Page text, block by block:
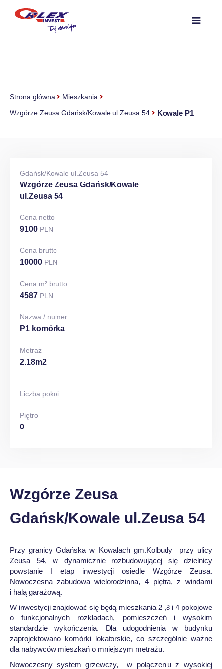
Strona główna
Mieszkania
Wzgórze Zeusa Gdańsk/Kowale ul.Zeusa 54
Kowale P1
Gdańsk/Kowale ul.Zeusa 54
Wzgórze Zeusa Gdańsk/Kowale
ul.Zeusa 54
Cena netto
9100 PLN
Cena brutto
10000 PLN
Cena m² brutto
4587 PLN
Nazwa / numer
P1 komórka
Metraż
2.18m2
Liczba pokoi
Piętro
0
Wzgórze Zeusa
Gdańsk/Kowale ul.Zeusa 54
Przy granicy Gdańska w Kowalach gm.Kolbudy przy ulicy
Zeusa 54, w dynamicznie rozbudowującej się dzielnicy
powstanie I etap inwestycji osiedle Wzgórze Zeusa.
Nowoczesna zabudowa wielorodzinna, 4 piętra, z windami
i halą garażową.
W inwestycji znajdować się będą mieszkania 2 ,3 i 4 pokojowe
o funkcjonalnych rozkładach, pomieszczeń i wysokim
standardzie wykończenia. Dla udogodnienia w budynku
zaprojektowano komórki lokatorskie, co szczególnie ważne
dla nabywców mieszkań o mniejszym metrażu.
Nowoczesny system grzewczy, w połączeniu z wysokiej